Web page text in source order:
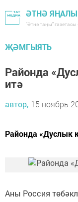
ӘТНӘ
"Әтнә таңы"
ҖӘМГЫЯТЬ
Районда
итә
автор, 15 ноябрь
Районда «Дуслык
Аны Россия